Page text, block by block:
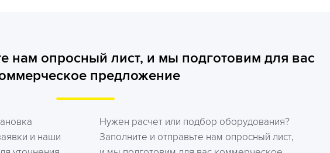
нам опросный лист, и мы подготовим для вас
предложение
и наши
Нужен расчет или подбор оборудования?
Заполните и отправьте нам опросный лист,